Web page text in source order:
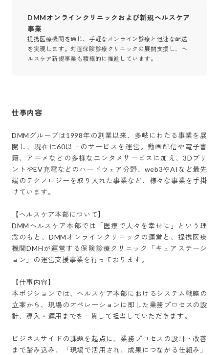
DMMオンラインクリニックおよび新規ヘルスケア
事業
提携医療機関を通じ、手軽なオンライン診療と迅速な配送
を実現します。対面保険診療クリニックの展開支援し、ヘ
ルスケア新規事業も積極的に推進しています。
仕事内容
DMMグループは1998年の創業以来、多岐にわたる事業を展
開し、現在は60以上のサービスを運営。動画配信や電子書
籍、アニメなどの多様なエンタメサービスに加え、3Dプリ
ントやEV充電などのハードウェア分野、web3やAIなど最先
端のテクノロジーを取り入れた事業など、様々な事業を手掛
けています。
【ヘルスケア本部について】
DMMヘルスケア本部では「医療で人々を幸せに」という理
念のもと、DMMオンラインクリニックの運営と、提携医療
機関DMHが運営する保険診療クリニック「キュアステーシ
ョン」の運営支援事業を行っております。
【仕事内容】
本ポジションでは、ヘルスケア本部におけるシステム戦略の
立案から、現場のオペレーションに即した業務プロセスの設
計、導入・運用までを一貫して担当していただきます。
ビジネスサイドの課題を起点に、業務プロセスの設計・改善
まで踏み込み、「現場で活用され、成果につながる仕組み」